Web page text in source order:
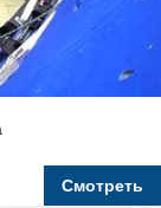
Смотреть